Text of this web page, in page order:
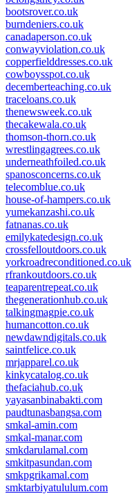
bootsrover.co.uk
burndeniers.co.uk
canadaperson.co.uk
conwayviolation.co.uk
copperfielddresses.co.uk
cowboysspot.co.uk
decemberteaching.co.uk
traceloans.co.uk
thenewsweek.co.uk
thecakewala.co.uk
thomson-thorn.co.uk
wrestlingagrees.co.uk
underneathfoiled.co.uk
spanosconcerns.co.uk
telecomblue.co.uk
house-of-hampers.co.uk
yumekanzashi.co.uk
fatnanas.co.uk
emilykatedesign.co.uk
crossfelloutdoors.co.uk
yorkroadreconditioned.co.uk
rfrankoutdoors.co.uk
teaparentrepeat.co.uk
thegenerationhub.co.uk
talkingmagpie.co.uk
humancotton.co.uk
newdawndigitals.co.uk
saintfelice.co.uk
mrjapparel.co.uk
kinkycatalog.co.uk
thefaciahub.co.uk
yayasanbinabakti.com
paudtunasbangsa.com
smkal-amin.com
smkal-manar.com
smkdarulamal.com
smkitpasundan.com
smkpgrikamal.com
smktarbiyatululum.com